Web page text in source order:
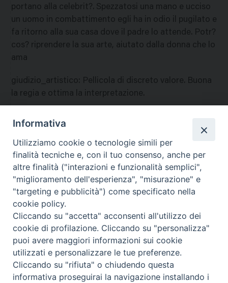
portano alla celebrit?. Spezzatosi una mano e ucciso
un uomo in combattimento egli ha in odio il pugilato e
fa ritorno alla sua casa dove il padre lo attende. Potr?
cos? riprendere la sua arte, aiutato dalla donna che lo
ama
giudizio_artistico: Pellicola di discreto valore. Buona
la regia e ottima la interpretazione.
l?inserzione di alcune scene di violenza, consigliano di
escludere i giovani dalla visione di questo film. Ci
nazione:Stati Uniti
Contatti & Info
Informativa
Utilizziamo cookie o tecnologie simili per
finalità tecniche e, con il tuo consenso, anche per
altre finalità ("interazioni e funzionalità semplici",
"miglioramento dell'esperienza", "misurazione" e
"targeting e pubblicità") come specificato nella
cookie policy.
Cliccando su "accetta" acconsenti all'utilizzo dei
cookie di profilazione. Cliccando su "personalizza"
puoi avere maggiori informazioni sui cookie
utilizzati e personalizzare le tue preferenze.
Cliccando su "rifiuta" o chiudendo questa
informativa proseguirai la navigazione installando i